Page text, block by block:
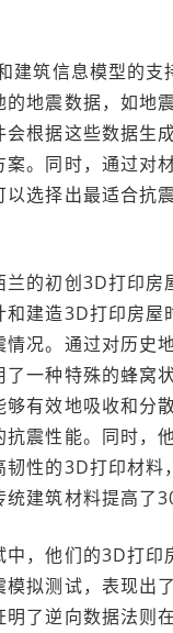
建筑信息模型的支
的地震数据，如地
会根据这些数据生
案。同时，通过对
以选择出最适合抗
兰的初创3D打印房
和建造3D打印房屋
情况。通过对历史
了一种特殊的蜂窝
够有效地吸收和分
抗震性能。同时，
韧性的3D打印材料
建筑材料提高了
中，他们的3D打印
模拟测试，表现出
明了逆向数据法则